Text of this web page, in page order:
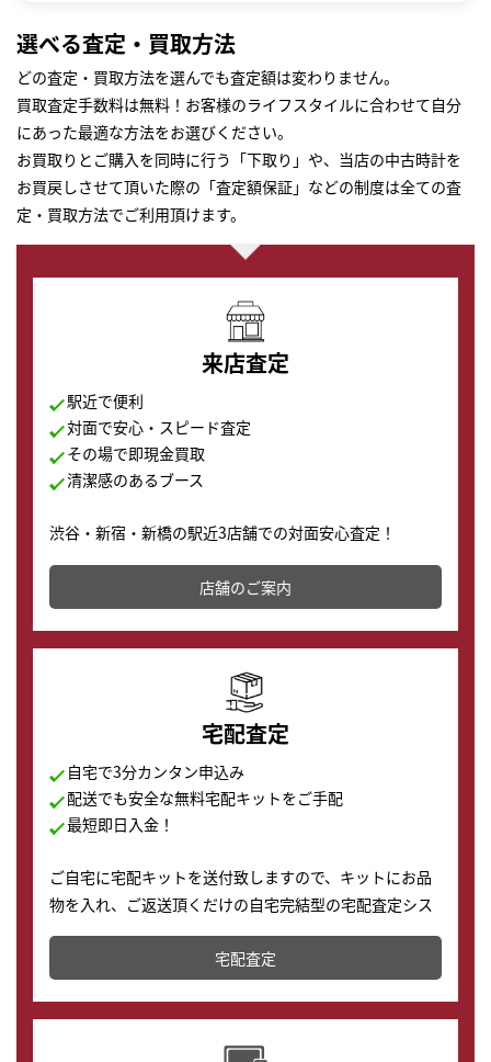
選べる査定・買取方法
どの査定・買取方法を選んでも査定額は変わりません。
買取査定手数料は無料！お客様のライフスタイルに合わせて自分
にあった最適な方法をお選びください。
お買取りとご購入を同時に行う「下取り」や、当店の中古時計を
お買戻しさせて頂いた際の「査定額保証」などの制度は全ての査
定・買取方法でご利用頂けます。
来店査定
駅近で便利
対面で安心・スピード査定
その場で即現金買取
清潔感のあるブース
渋谷・新宿・新橋の駅近3店舗での対面安心査定！
その場で現金買取致します。渋谷本店では、時計販売の
店舗を併設しており、下取りに出してお得に新しい時計
の購入もできます♪
店舗のご案内
宅配査定
自宅で3分カンタン申込み
配送でも安全な無料宅配キットをご手配
最短即日入金！
ご自宅に宅配キットを送付致しますので、キットにお品
物を入れ、ご返送頂くだけの自宅完結型の宅配査定シス
テムです。
配送でも簡単&安全に査定・買取に出すことが可能で
す。
宅配査定